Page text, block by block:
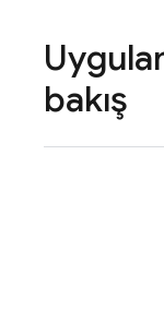
bakış